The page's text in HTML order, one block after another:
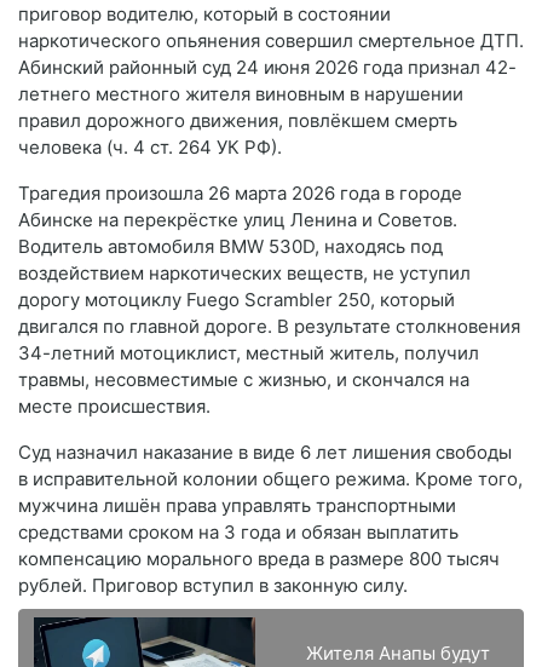
приговор водителю, который в состоянии
наркотического опьянения совершил смертельное ДТП.
Абинский районный суд 24 июня 2026 года признал 42-
летнего местного жителя виновным в нарушении
правил дорожного движения, повлёкшем смерть
человека (ч. 4 ст. 264 УК РФ).
Трагедия произошла 26 марта 2026 года в городе
Абинске на перекрёстке улиц Ленина и Советов.
Водитель автомобиля BMW 530D, находясь под
воздействием наркотических веществ, не уступил
дорогу мотоциклу Fuego Scrambler 250, который
двигался по главной дороге. В результате столкновения
34-летний мотоциклист, местный житель, получил
травмы, несовместимые с жизнью, и скончался на
месте происшествия.
Суд назначил наказание в виде 6 лет лишения свободы
в исправительной колонии общего режима. Кроме того,
мужчина лишён права управлять транспортными
средствами сроком на 3 года и обязан выплатить
компенсацию морального вреда в размере 800 тысяч
рублей. Приговор вступил в законную силу.
Жителя Анапы будут